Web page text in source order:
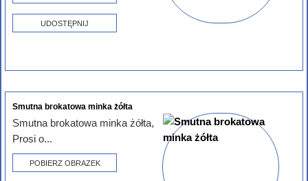
UDOSTĘPNIJ
Smutna brokatowa minka żółta
Smutna brokatowa minka żółta,
Prosi o...
POBIERZ OBRAZEK